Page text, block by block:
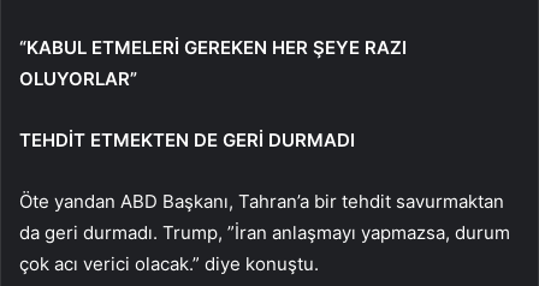
“KABUL ETMELERİ GEREKEN HER ŞEYE RAZI
OLUYORLAR”
TEHDİT ETMEKTEN DE GERİ DURMADI
Öte yandan ABD Başkanı, Tahran’a bir tehdit savurmaktan
da geri durmadı. Trump, ”İran anlaşmayı yapmazsa, durum
çok acı verici olacak.” diye konuştu.